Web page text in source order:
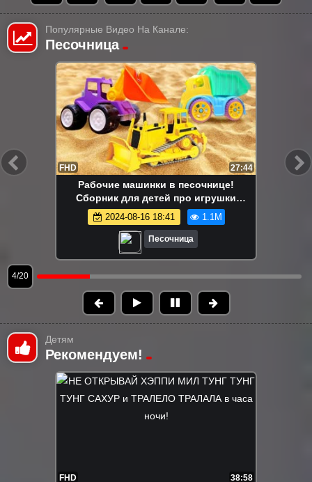
Популярные Видео На Канале:
Песочница
FHD 13:58
Маша Капуки Кануки и игрушки в
песочнице — Развивающее видео для
самых маленьких
2024-08-16 18:41 1.1M
Песочница
5/20
Детям
Рекомендуем!
FHD 38:58